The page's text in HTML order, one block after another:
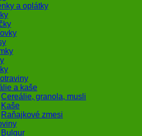
a oplátky
a kaše
Cereálie, granola, musli
Kaše
Raňajkové zmesi
Bulgur